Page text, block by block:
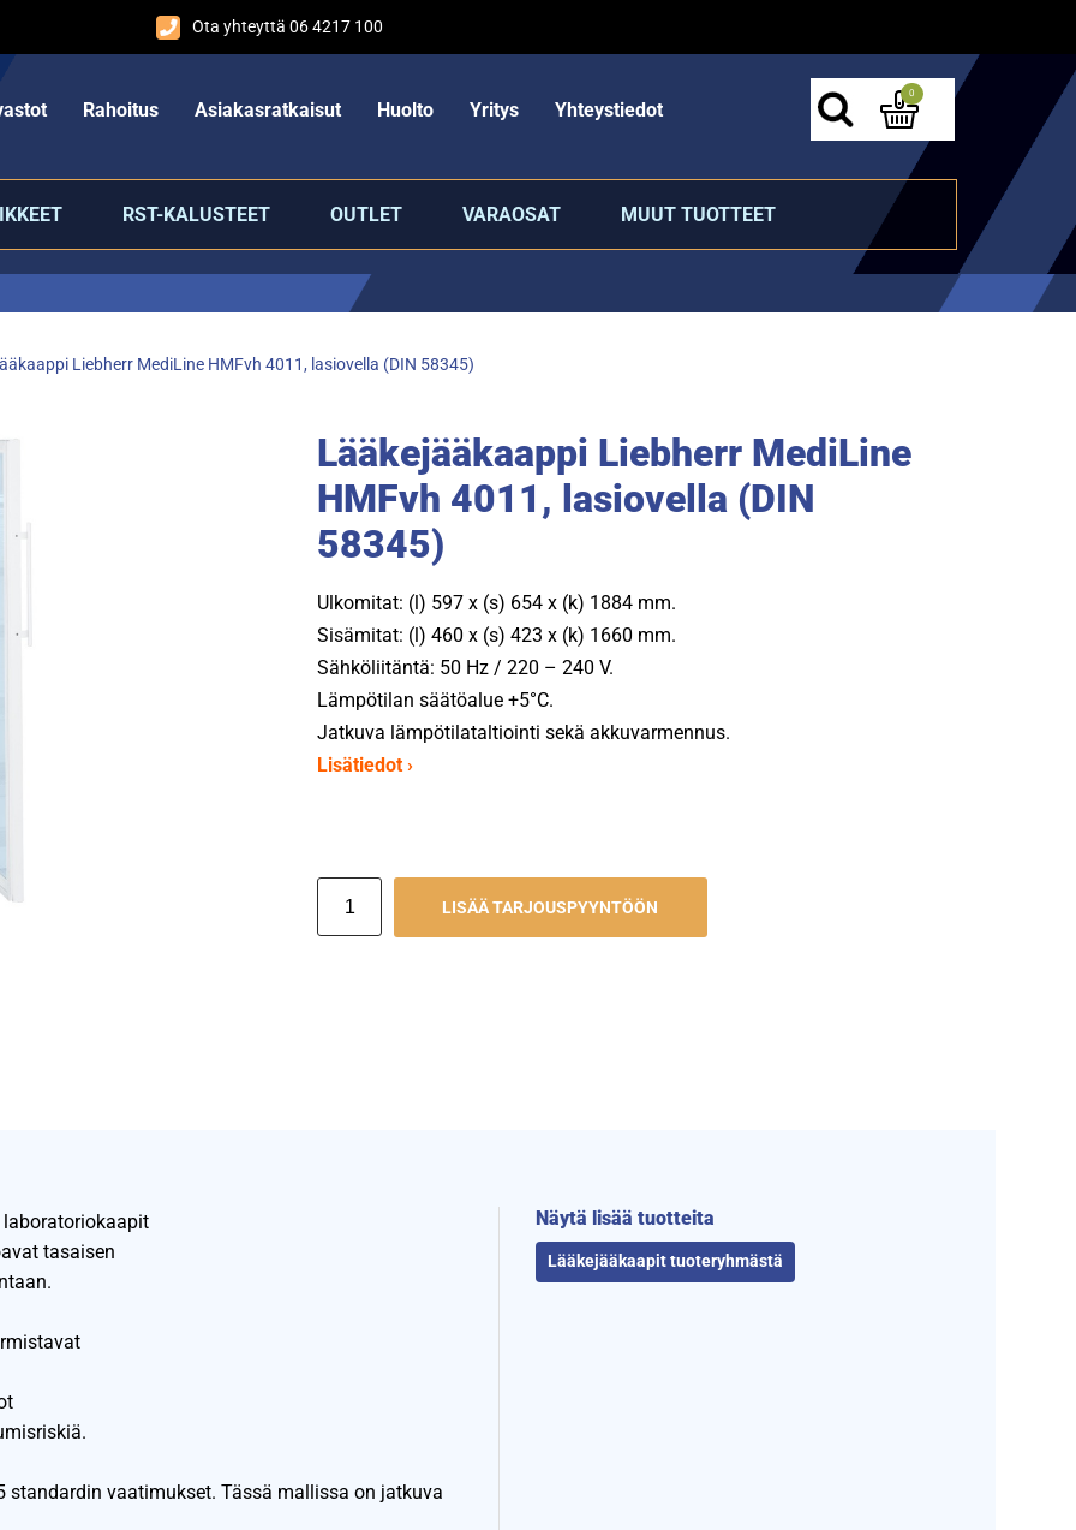
Ota yhteyttä 06 4217 100
Rahoitus Asiakasratkaisut Huolto Yritys Yhteystiedot
0
RST-KALUSTEET OUTLET VARAOSAT MUUT TUOTTEET
Liebherr MediLine HMFvh 4011, lasiovella (DIN 58345)
Lääkejääkaappi Liebherr MediLine
HMFvh 4011, lasiovella (DIN
58345)
Ulkomitat: (l) 597 x (s) 654 x (k) 1884 mm.
Sisämitat: (l) 460 x (s) 423 x (k) 1660 mm.
Sähköliitäntä: 50 Hz / 220 – 240 V.
Lämpötilan säätöalue +5°C.
Jatkuva lämpötilataltiointi sekä akkuvarmennus.
Lisätiedot ›
LISÄÄ TARJOUSPYYNTÖÖN
tasaisen
vaatimukset. Tässä mallissa on jatkuva
Näytä lisää tuotteita
Lääkejääkaapit tuoteryhmästä